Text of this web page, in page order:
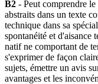
B2 - Peut comprendre le
abstraits dans un texte
technique dans sa
spontanéité et d'aisance
natif ne comportant de
s'exprimer de façon
sujets, émettre un avis
avantages et les